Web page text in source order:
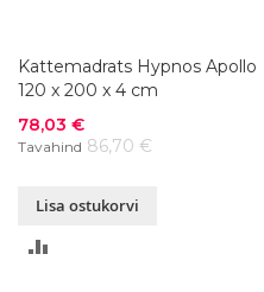
Kattemadrats Hypnos Apollo
120 x 200 x 4 cm
Soodushind
78,03 €
Tavahind 86,70 €
Lisa ostukorvi